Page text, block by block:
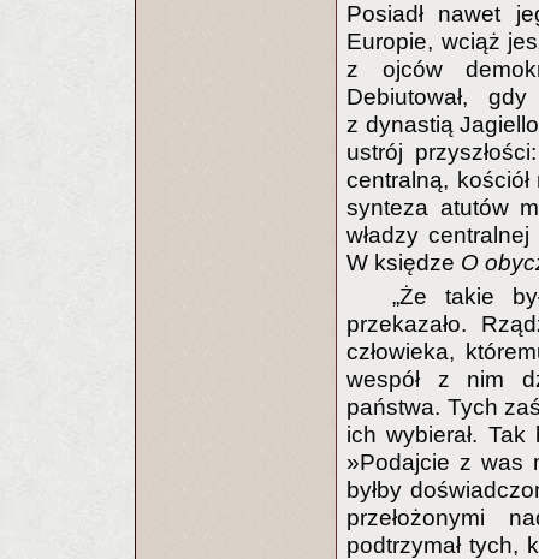
Posiadł nawet
Europie, wciąż
z ojców
Debiutował,
z dynastią
ustrój
centralną,
synteza atutów
władzy
W księdze O
„Że takie
przekazało.
człowieka,
wespół z nim
państwa. Tych
ich wybierał.
»Podajcie z was
byłby
przełożonymi
podtrzymał tych,